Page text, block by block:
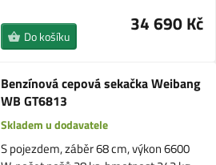
34 690 Kč
Do košíku
Benzínová cepová sekačka Weibang
WB GT6813
Skladem u dodavatele
S pojezdem, záběr 68 cm, výkon 6600